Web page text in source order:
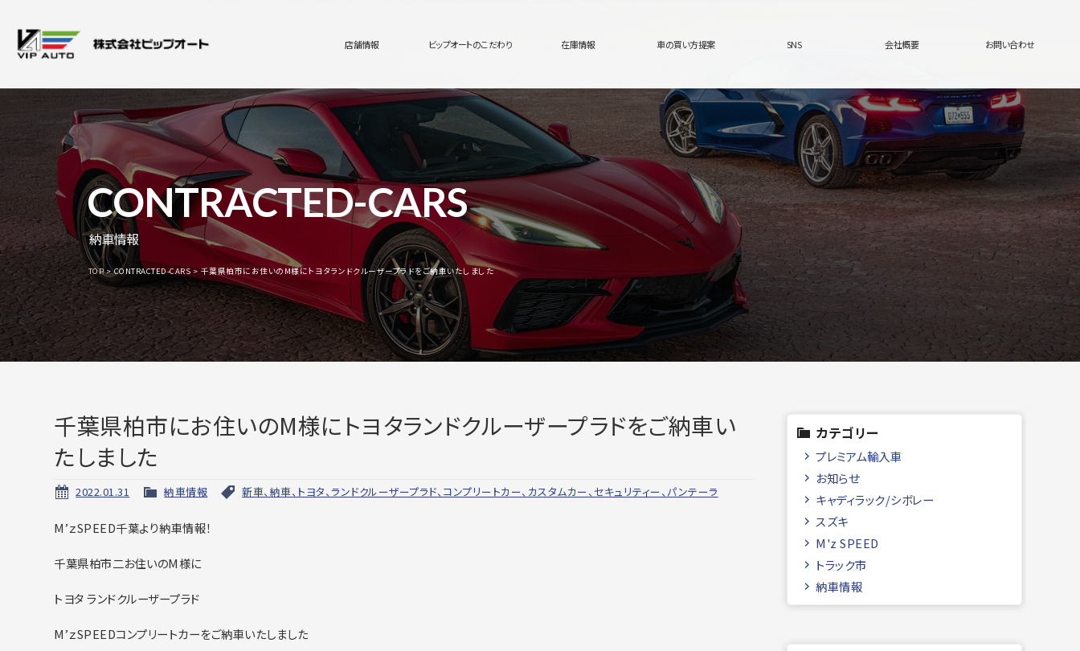
店舗情報 ビップオートのこだわり 在庫情報 車の買い方提案 SNS 会社概要 お問い合わせ
CONTRACTED-CARS
納車情報
TOP CONTRACTED-CARS 千葉県柏市にお住いのM様にトヨタランドクルーザープラドをご納車いたしました
千葉県柏市にお住いのM様にトヨタランドクルーザープラドをご納車い
たしました
2022.01.31 納車情報 新車、納車、トヨタ、ランドクルーザープラド、コンプリートカー、カスタムカー、セキュリティー、パンテーラ
M’ｚSPEED千葉より納車情報！
千葉県柏市二お住いのM様に
トヨタ ランドクルーザープラド
M’ｚSPEEDコンプリートカーをご納車いたしました
カテゴリー
プレミアム輸入車
お知らせ
キャディラック/シボレー
スズキ
M'z SPEED
トラック市
納車情報